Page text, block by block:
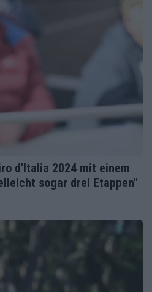
d'Italia 2024 mit einem
sogar drei Etappen"